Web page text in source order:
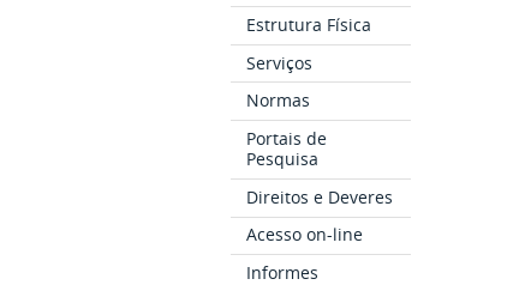
Estrutura Física
Serviços
Normas
Portais de
Pesquisa
Direitos e Deveres
Acesso on-line
Informes